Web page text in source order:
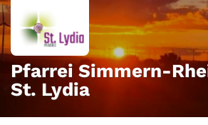
Zum Inhalt springen
Pfarrei Simmern-
St. Lydia